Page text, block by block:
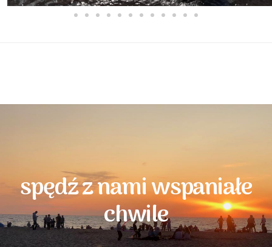
spędź z nami wspaniałe
chwile